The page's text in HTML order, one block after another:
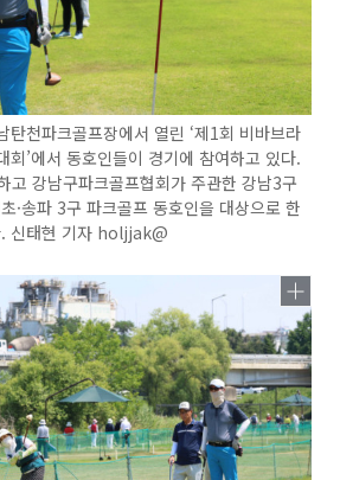
천파크골프장에서 열린 ‘제1회 비바브라
회’에서 동호인들이 경기에 참여하고 있다.
고 강남구파크골프협회가 주관한 강남3구
·송파 3구 파크골프 동호인을 대상으로 한
. 신태현 기자 holjjak@